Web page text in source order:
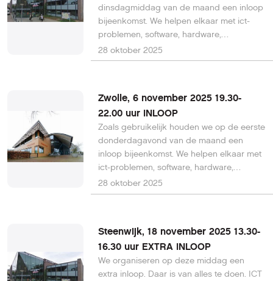
dinsdagmiddag van de maand een inloop
bijeenkomst. We helpen elkaar met ict-
problemen, software, hardware,
aansluitingen etc. En de leestafel is ook
aanwezig. En kennis over minicomputers
28 oktober 2025
Zwolle, 6 november 2025 19.30-
22.00 uur INLOOP
Zoals gebruikelijk houden we op de eerste
donderdagavond van de maand een
inloop bijeenkomst. We helpen elkaar met
ict-problemen, software, hardware,
aansluitingen etc. En de leestafel is ook
aanwezig. Evenals de verschillende
28 oktober 2025
Steenwijk, 18 november 2025 13.30-
16.30 uur EXTRA INLOOP
We organiseren op deze middag een
extra inloop. Daar is van alles te doen. ICT